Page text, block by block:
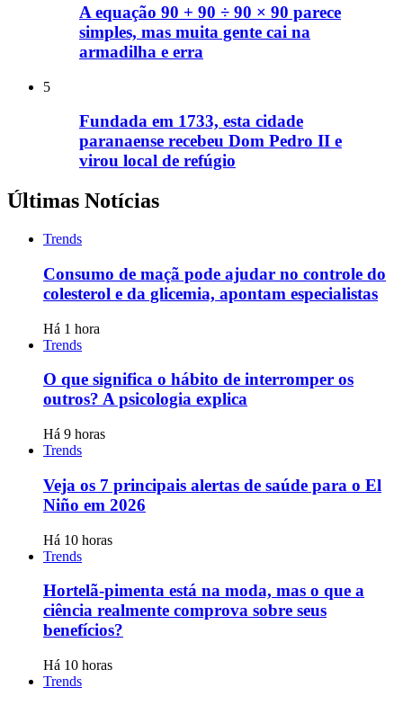
A equação 90 + 90 ÷ 90 × 90 parece
simples, mas muita gente cai na
armadilha e erra
5
Fundada em 1733, esta cidade
paranaense recebeu Dom Pedro II e
virou local de refúgio
Últimas Notícias
Trends
Consumo de maçã pode ajudar no controle do
colesterol e da glicemia, apontam especialistas
Há 1 hora
Trends
O que significa o hábito de interromper os
outros? A psicologia explica
Há 9 horas
Trends
Veja os 7 principais alertas de saúde para o El
Niño em 2026
Há 10 horas
Trends
Hortelã-pimenta está na moda, mas o que a
ciência realmente comprova sobre seus
benefícios?
Há 10 horas
Trends